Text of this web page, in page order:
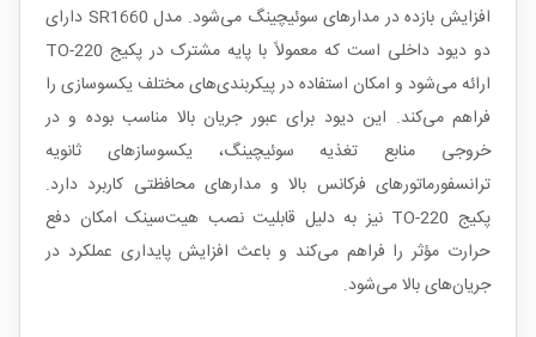
افزایش بازده در مدارهای سوئیچینگ می‌شود. مدل SR1660 دارای
دو دیود داخلی است که معمولاً با پایه مشترک در پکیج TO-220
ارائه می‌شود و امکان استفاده در پیکربندی‌های مختلف یکسوسازی را
فراهم می‌کند. این دیود برای عبور جریان بالا مناسب بوده و در
خروجی منابع تغذیه سوئیچینگ، یکسوسازهای ثانویه
ترانسفورماتورهای فرکانس بالا و مدارهای محافظتی کاربرد دارد.
پکیج TO-220 نیز به دلیل قابلیت نصب هیت‌سینک امکان دفع
حرارت مؤثر را فراهم می‌کند و باعث افزایش پایداری عملکرد در
جریان‌های بالا می‌شود.